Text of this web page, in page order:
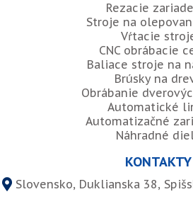
Rezacie
Stroje na
Vŕtacie
CNC obrábacie
Baliace stroje na
Brúsky na
Obrábanie
Automatické
Automatizačné
Náhradné
KONTAKTY
Slovensko, Duklianska 38,